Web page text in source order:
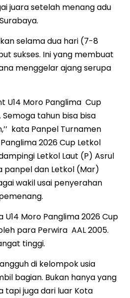
juara setelah menang adu
selama dua hari (7-8
sukses. Ini yang membuat
menggelar ajang serupa
U14 Moro Panglima Cup
tahun bisa bisa
kata Panpel Turnamen
2026 Cup Letkol
Letkol Laut (P) Asrul
panpel dan Letkol (Mar)
wakil usai penyerahan
Moro Panglima 2026 Cup
para Perwira AAL 2005.
tinggi.
di kelompok usia
bagian. Bukan hanya yang
tapi juga dari luar Kota